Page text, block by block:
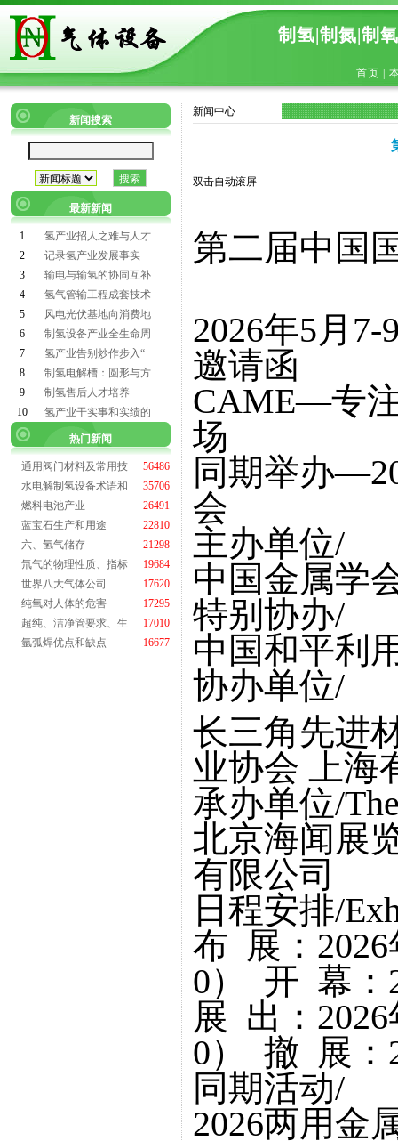
制氢|制氮|制
首页
新闻搜索
最新新闻
1
氢产业招人之难与人才
2
记录氢产业发展事实
3
输电与输氢的协同互补
4
氢气管输工程成套技术
5
风电光伏基地向消费地
6
制氢设备产业全生命周
7
氢产业告别炒作步入“
8
制氢电解槽：圆形与方
9
制氢售后人才培养
10
氢产业干实事和实绩的
热门新闻
通用阀门材料及常用技
56486
水电解制氢设备术语和
35706
燃料电池产业
26491
蓝宝石生产和用途
22810
六、氢气储存
21298
氘气的物理性质、指标
19684
世界八大气体公司
17620
纯氧对人体的危害
17295
超纯、洁净管要求、生
17010
氩弧焊优点和缺点
16677
新闻中心
双击自动滚屏
第二届中国
2026年5月
邀请函
CAME—专
场
同期举办
会
主办单位/
中国金属学
特别协办/
中国和平利
协办单位/
长三角先进
业协会 上海
承办单位/
北京海闻展
有限公司
日程安排/
布 展：2026
0） 开 幕：
展 出：2026
0） 撤 展：
同期活动/
2026两用金